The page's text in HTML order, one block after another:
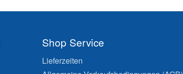
Shop Service
Lieferzeiten